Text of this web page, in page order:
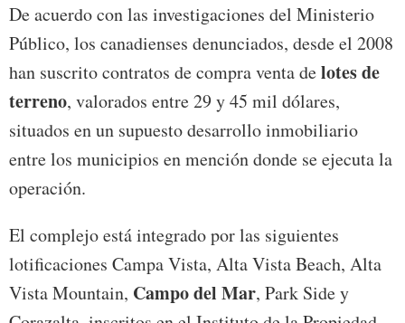
De acuerdo con las investigaciones del Ministerio
Público, los canadienses denunciados, desde el 2008
han suscrito contratos de compra venta delotes de
terreno, valorados entre 29 y 45 mil dólares,
situados en un supuesto desarrollo inmobiliario
entre los municipios en mención donde se ejecuta la
operación.
El complejo está integrado por las siguientes
lotificaciones Campa Vista, Alta Vista Beach, Alta
Vista Mountain, Campo del Mar, Park Side y